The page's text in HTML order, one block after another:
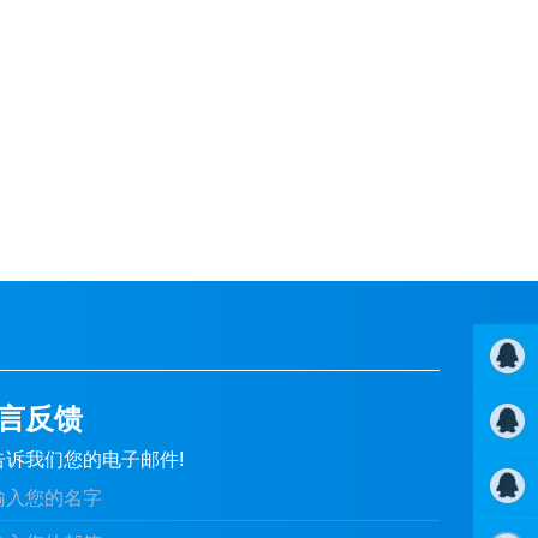
反馈
诉我们您的电子邮件!
QQ客服
QQ客服